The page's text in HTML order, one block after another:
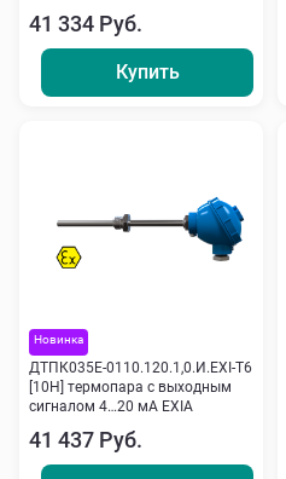
41 334 Руб.
Купить
Новинка
ДТПК035Е-0110.120.1,0.И.ЕХI-Т6
[10Н] термопара с выходным
сигналом 4…20 мА EXIA
41 437 Руб.